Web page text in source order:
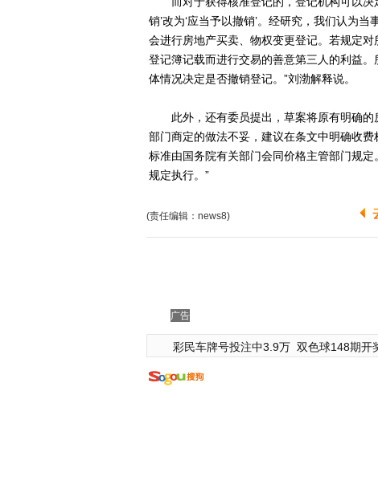
销’改为‘应当予以撤销’。经研究，我们认为
会进行房地产买卖、物权变更登记。若规定
登记簿记载而进行交易的善意第三人的利益
体情况决定是否撤销登记。”刘渤解释说。
此外，还有委员提出，草案将原有明确的
部门商定的做法不妥，建议在条文中明确收
标准由国务院有关部门会同价格主管部门规
规定执行。”
(责任编辑：news8)
广告
彩民车牌号投注中3.9万 双色球148期开